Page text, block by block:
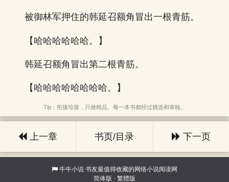
被御林军押住的韩延召额角冒出一根青筋。
【哈哈哈哈哈哈。】
韩延召额角冒出第二根青筋。
【哈哈哈哈哈哈哈哈。】
Tip：拒接垃圾，只做精品。每一本书都经过挑选和审核。
上一章 书页/目录 下一页
牛牛小说 书友最值得收藏的网络小说阅读网
简体版 · 繁體版